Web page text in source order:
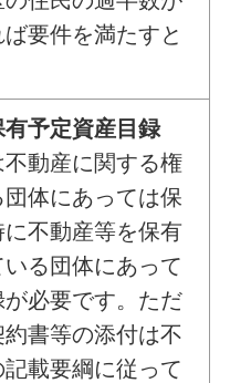
要件を満たすと
有予定資産目録
動産に関する権
体にあっては保
不動産等を保有
る団体にあって
必要です。ただ
書等の添付は不
載要綱に従って